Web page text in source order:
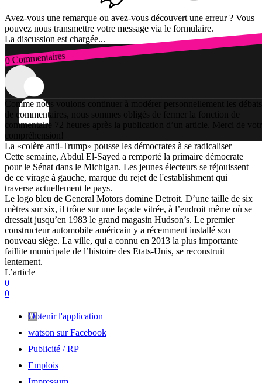
Avez-vous une remarque ou avez-vous découvert une erreur ? Vous
pouvez nous transmettre votre message via le formulaire.
La discussion est chargée...
0 Commentaires
Connexion
Comme nous voulons continuer à modérer personnellement les débats
de commentaires, nous sommes obligés de fermer la fonction de
commentaire 72 heures après la publication d’un article. Merci de
compréhension!
La «colère anti-Trump» pousse les démocrates à se radicaliser
Cette semaine, Abdul El-Sayed a remporté la primaire démocrate
pour le Sénat dans le Michigan. Les jeunes électeurs se réjouissent
de ce virage à gauche, marque du rejet de l'establishment qui
traverse actuellement le pays.
Le logo bleu de General Motors domine Detroit. D’une taille de six
mètres sur six, il trône sur une façade vitrée, à l’endroit même où se
dressait jusqu’en 1983 le grand magasin Hudson’s. Le premier
constructeur automobile américain y a récemment installé son
nouveau siège. La ville, qui a connu en 2013 la plus importante
faillite municipale de l’histoire des Etats-Unis, se reconstruit
lentement.
L’article
0
0
Obtenir l'application
watson sur Facebook
Publicité / RP
Emplois